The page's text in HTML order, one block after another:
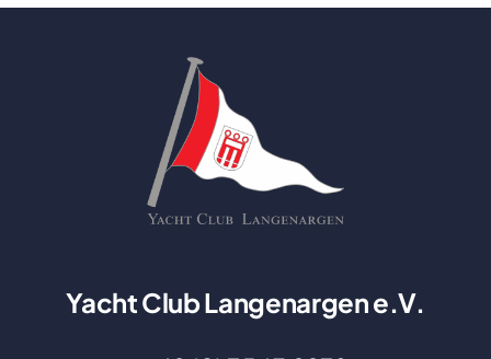
Yacht Club Langenargen e.V.